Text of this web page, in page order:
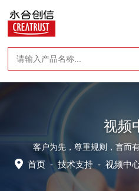
视频
客户为先，尊重规则，言而
首页 -技术支持 -视频中